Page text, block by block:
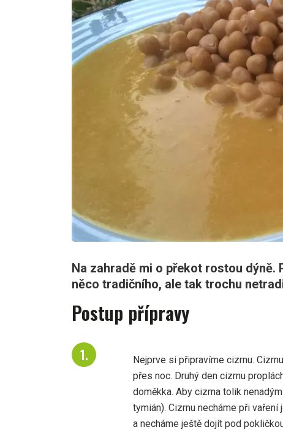
Na zahradě mi o překot rostou
něco tradičního, ale tak trochu
Postup přípravy
Nejprve si připravíme cizrnu.
přes noc. Druhý den cizrnu
doměkka. Aby cizrna tolik
tymián). Cizrnu necháme při
a necháme ještě dojít pod